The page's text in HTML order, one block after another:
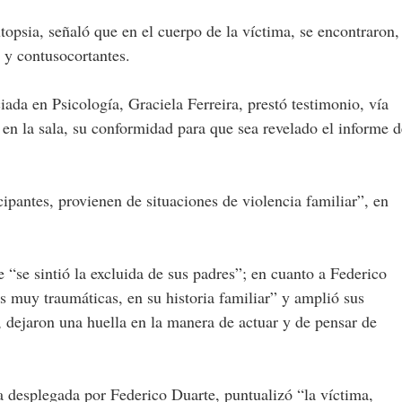
señaló que en el cuerpo de la víctima, se encontraron,
contusocortantes.
en Psicología, Graciela Ferreira, prestó testimonio, vía
la sala, su conformidad para que sea revelado el informe
provienen de situaciones de violencia familiar”, en
sintió la excluida de sus padres”; en cuanto a Federico
muy traumáticas, en su historia familiar” y amplió sus
una huella en la manera de actuar y de pensar de
por Federico Duarte, puntualizó “la víctima,